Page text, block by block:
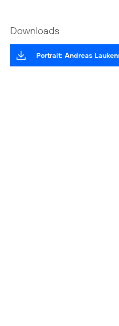
Downloads
Portrait: Andreas